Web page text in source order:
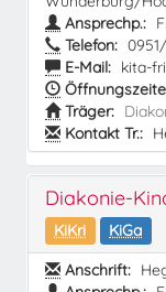
Ansprechp.:
Telefon:
E-Mail: kita-
Träger:
Kontakt Tr.:
Diakonie-
KiKri
KiGa
Anschrift: